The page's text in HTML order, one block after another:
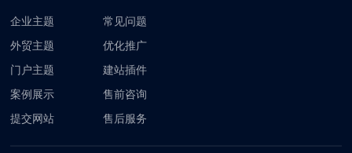
企业主题
外贸主题
门户主题
案例展示
提交网站
常见问题
优化推广
建站插件
售前咨询
售后服务